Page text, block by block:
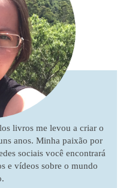
livros me levou a criar o
anos. Minha paixão por
sociais você encontrará
e vídeos sobre o mundo